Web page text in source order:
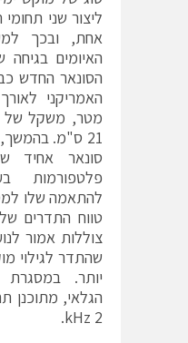
ליצור שני
אחת, ובכך
האיומים
הסונאר החדש
21 ס"מ.
סונאר אחיד
פלטפורמות
להתאמה שלו
טווח התדרים
שהתדר לגילוי
יותר.
הגלאי, מתוכנן
2 kHz.